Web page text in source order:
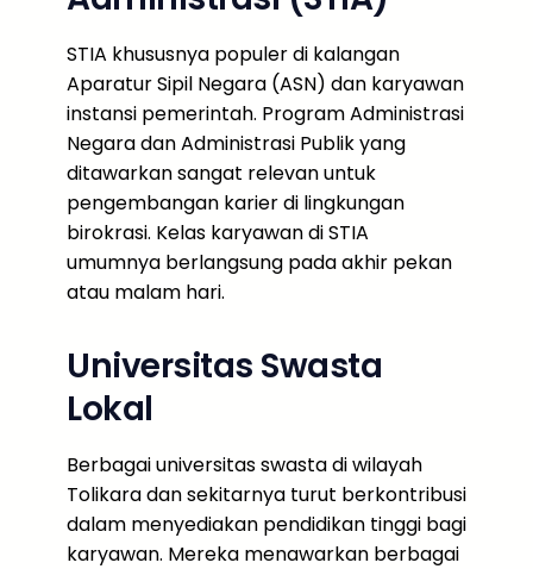
STIA khususnya populer di kalangan
Aparatur Sipil Negara (ASN) dan karyawan
instansi pemerintah. Program Administrasi
Negara dan Administrasi Publik yang
ditawarkan sangat relevan untuk
pengembangan karier di lingkungan
birokrasi. Kelas karyawan di STIA
umumnya berlangsung pada akhir pekan
atau malam hari.
Universitas Swasta
Lokal
Berbagai universitas swasta di wilayah
Tolikara dan sekitarnya turut berkontribusi
dalam menyediakan pendidikan tinggi bagi
karyawan. Mereka menawarkan berbagai